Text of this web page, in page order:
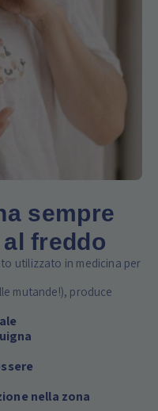
sempre
freddo
utilizzato in medicina per
mutande!), produce
nella zona